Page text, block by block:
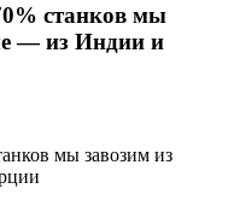
станков мы
— из Индии и